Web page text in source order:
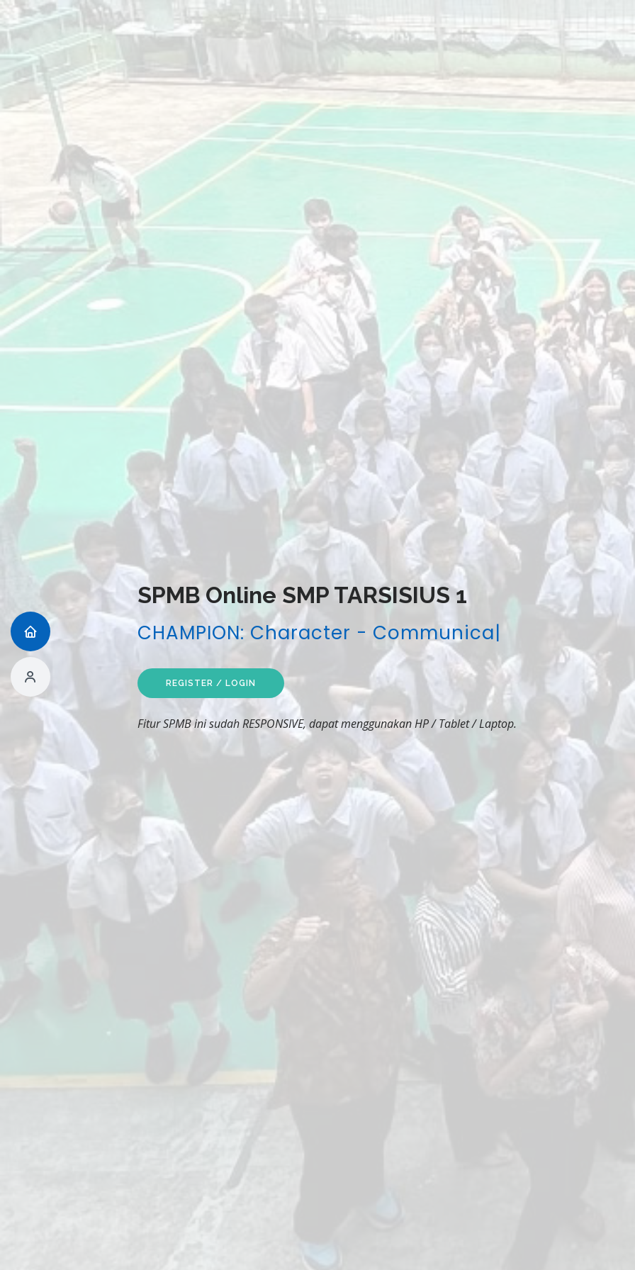
SPMB Online SMP TARSISIUS 1
CHAMPION: Character - Communication - Compet
REGISTER / LOGIN
Fitur SPMB ini sudah RESPONSIVE, dapat menggunakan HP / Tablet / Laptop.